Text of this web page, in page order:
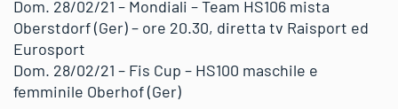
Dom. 28/02/21 – Mondiali – Team HS106 mista
Oberstdorf (Ger) – ore 20.30, diretta tv Raisport ed
Eurosport
Dom. 28/02/21 – Fis Cup – HS100 maschile e
femminile Oberhof (Ger)